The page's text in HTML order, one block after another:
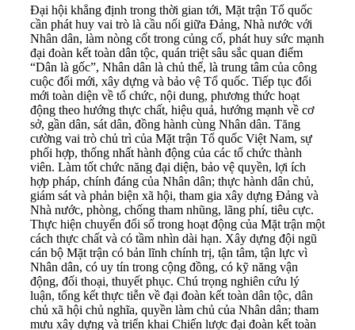
Đại hội khẳng định trong thời gian tới, Mặt trận Tổ quốc
cần phát huy vai trò là cầu nối giữa Đảng, Nhà nước với
Nhân dân, làm nòng cốt trong củng cố, phát huy sức mạnh
đại đoàn kết toàn dân tộc, quán triệt sâu sắc quan điểm
“Dân là gốc”, Nhân dân là chủ thể, là trung tâm của công
cuộc đổi mới, xây dựng và bảo vệ Tổ quốc. Tiếp tục đổi
mới toàn diện về tổ chức, nội dung, phương thức hoạt
động theo hướng thực chất, hiệu quả, hướng mạnh về cơ
sở, gần dân, sát dân, đồng hành cùng Nhân dân. Tăng
cường vai trò chủ trì của Mặt trận Tổ quốc Việt Nam, sự
phối hợp, thống nhất hành động của các tổ chức thành
viên. Làm tốt chức năng đại diện, bảo vệ quyền, lợi ích
hợp pháp, chính đáng của Nhân dân; thực hành dân chủ,
giám sát và phản biện xã hội, tham gia xây dựng Đảng và
Nhà nước, phòng, chống tham nhũng, lãng phí, tiêu cực.
Thực hiện chuyển đổi số trong hoạt động của Mặt trận một
cách thực chất và có tầm nhìn dài hạn. Xây dựng đội ngũ
cán bộ Mặt trận có bản lĩnh chính trị, tận tâm, tận lực vì
Nhân dân, có uy tín trong cộng đồng, có kỹ năng vận
động, đối thoại, thuyết phục. Chú trọng nghiên cứu lý
luận, tổng kết thực tiễn về đại đoàn kết toàn dân tộc, dân
chủ xã hội chủ nghĩa, quyền làm chủ của Nhân dân; tham
mưu xây dựng và triển khai Chiến lược đại đoàn kết toàn